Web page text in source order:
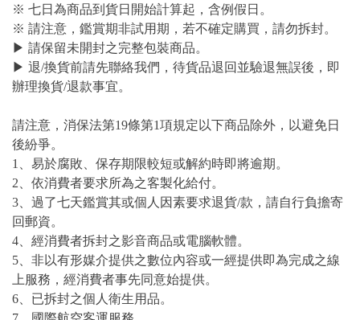
※ 七日為商品到貨日開始計算起，含例假日。
※ 請注意，鑑賞期非試用期，若不確定購買，請勿拆封。
▶ 請保留未開封之完整包裝商品。
▶ 退/換貨前請先聯絡我們，待貨品退回並驗退無誤後，即
辦理換貨/退款事宜。
請注意，消保法第19條第1項規定以下商品除外，以避免日
後紛爭。
1、易於腐敗、保存期限較短或解約時即將逾期。
2、依消費者要求所為之客製化給付。
3、過了七天鑑賞其或個人因素要求退貨/款，請自行負擔寄
回郵資。
4、經消費者拆封之影音商品或電腦軟體。
5、非以有形媒介提供之數位內容或一經提供即為完成之線
上服務，經消費者事先同意始提供。
6、已拆封之個人衛生用品。